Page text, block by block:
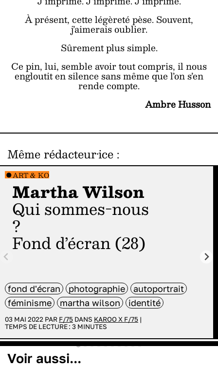
À présent, cette légèreté pèse. Souvent,
j’aimerais oublier.
Sûrement plus simple.
Ce pin, lui, semble avoir tout compris, il nous
engloutit en silence sans même que l’on s’en
rende compte.
Ambre Husson
Même rédacteur·ice :
ART & KO
Martha Wilson
Qui sommes-nous
?
Fond d’écran (28)
fond d'écran photographie
autoportrait
féminisme
martha wilson identité
03 MAI 2022 PAR F/75 DANS KAROO X F/75 |
TEMPS DE LECTURE : 3 MINUTES
Voir aussi...